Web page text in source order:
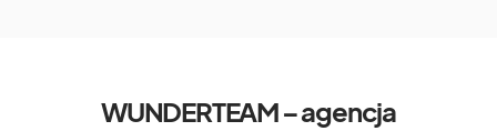
WUNDERTEAM – agencja